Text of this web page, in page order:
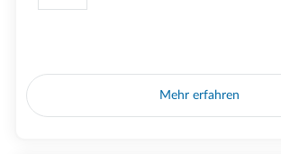
Mehr erfahren